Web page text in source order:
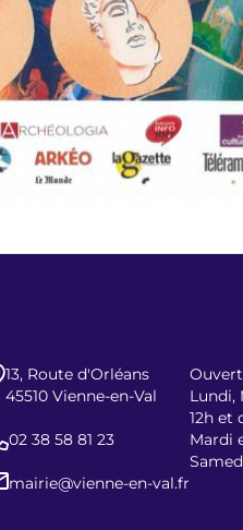
13, Route d'Orléans
45510 Vienne-en-Val
02 38 58 81 23
mairie@vienne-en-val.fr
Lundi,
12h et
Mardi